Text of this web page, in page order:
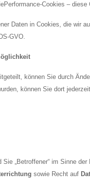
Cookies –
Daten in Cookies, die wir
GVO.
können Sie durch
können Sie dort
„Betroffener“ im Sinne
sowie Recht auf